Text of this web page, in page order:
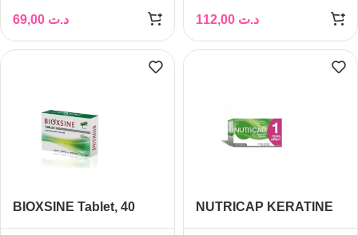
د.ت
PACK 3 MOIS
د.ت
BIOXSINE Tablet, 40
NUTRICAP KERATINE